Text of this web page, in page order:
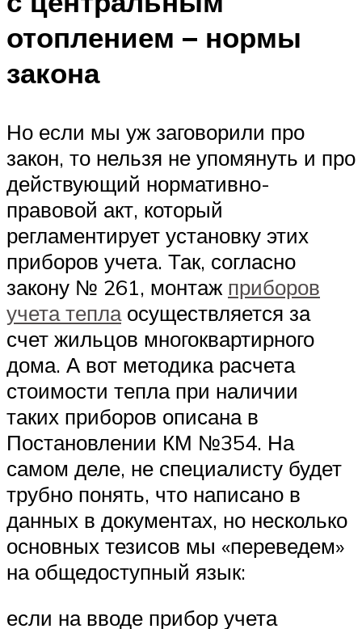
отоплением – нормы
закона
Но если мы уж заговорили про
закон, то нельзя не упомянуть и про
действующий нормативно-
правовой акт, который
регламентирует установку этих
приборов учета. Так, согласно
закону № 261, монтаж приборов
учета теплаосуществляется за
счет жильцов многоквартирного
дома. А вот методика расчета
стоимости тепла при наличии
таких приборов описана в
Постановлении КМ №354. На
самом деле, не специалисту будет
трубно понять, что написано в
данных в документах, но несколько
основных тезисов мы «переведем»
на общедоступный язык:
если на вводе прибор учета